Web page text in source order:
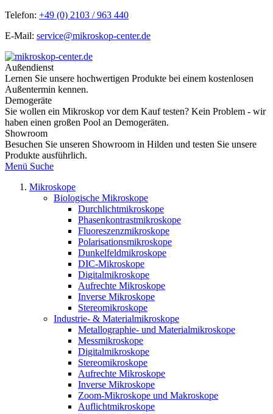
Telefon: +49 (0) 2103 / 963 440
E-Mail: service@mikroskop-center.de
Außendienst
Lernen Sie unsere hochwertigen Produkte bei einem kostenlosen
Außentermin kennen.
Demogeräte
Sie wollen ein Mikroskop vor dem Kauf testen? Kein Problem - wir
haben einen großen Pool an Demogeräten.
Showroom
Besuchen Sie unseren Showroom in Hilden und testen Sie unsere
Produkte ausführlich.
Menü Suche
Mikroskope
Biologische Mikroskope
Durchlichtmikroskope
Phasenkontrastmikroskope
Fluoreszenzmikroskope
Polarisationsmikroskope
Dunkelfeldmikroskope
DIC-Mikroskope
Digitalmikroskope
Aufrechte Mikroskope
Inverse Mikroskope
Stereomikroskope
Industrie- & Materialmikroskope
Metallographie- und Materialmikroskope
Messmikroskope
Digitalmikroskope
Stereomikroskope
Aufrechte Mikroskope
Inverse Mikroskope
Zoom-Mikroskope und Makroskope
Auflichtmikroskope